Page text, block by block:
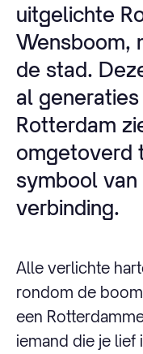
uitgelichte
Wensboom,
de stad.
al
Rotterdam
omgetoverd
symbool
verbinding.
Alle verlichte
rondom de
een
iemand die je lief